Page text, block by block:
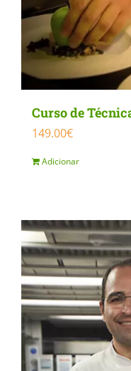
Curso de
149.00€
Adicionar